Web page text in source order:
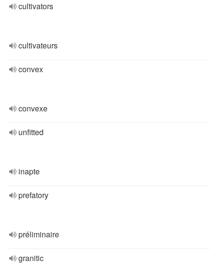
cultivators
cultivateurs
convex
convexe
unfitted
inapte
prefatory
préliminaire
granitic